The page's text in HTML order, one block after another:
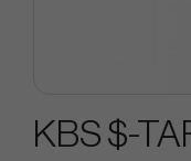
KBS $-